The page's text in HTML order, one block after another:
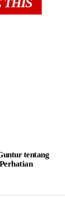
tentang